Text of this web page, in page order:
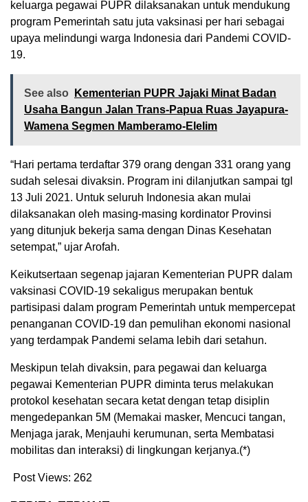
keluarga pegawai PUPR dilaksanakan untuk mendukung
program Pemerintah satu juta vaksinasi per hari sebagai
upaya melindungi warga Indonesia dari Pandemi COVID-
19.
See also
Kementerian PUPR Jajaki Minat Badan
Usaha Bangun Jalan Trans-Papua Ruas Jayapura-
Wamena Segmen Mamberamo-Elelim
“Hari pertama terdaftar 379 orang dengan 331 orang yang
sudah selesai divaksin. Program ini dilanjutkan sampai tgl
13 Juli 2021. Untuk seluruh Indonesia akan mulai
dilaksanakan oleh masing-masing kordinator Provinsi
yang ditunjuk bekerja sama dengan Dinas Kesehatan
setempat,” ujar Arofah.
Keikutsertaan segenap jajaran Kementerian PUPR dalam
vaksinasi COVID-19 sekaligus merupakan bentuk
partisipasi dalam program Pemerintah untuk mempercepat
penanganan COVID-19 dan pemulihan ekonomi nasional
yang terdampak Pandemi selama lebih dari setahun.
Meskipun telah divaksin, para pegawai dan keluarga
pegawai Kementerian PUPR diminta terus melakukan
protokol kesehatan secara ketat dengan tetap disiplin
mengedepankan 5M (Memakai masker, Mencuci tangan,
Menjaga jarak, Menjauhi kerumunan, serta Membatasi
mobilitas dan interaksi) di lingkungan kerjanya.(*)
Post Views: 262